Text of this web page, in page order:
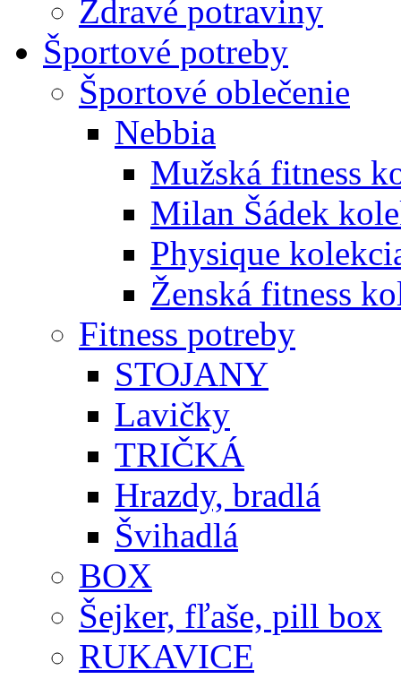
Zdravé potraviny
Športové potreby
Športové oblečenie
Nebbia
Mužská fitness
Milan Šádek
Physique
Ženská fitness
Fitness potreby
STOJANY
Lavičky
TRIČKÁ
Hrazdy, bradlá
Švihadlá
BOX
Šejker, fľaše, pill box
RUKAVICE